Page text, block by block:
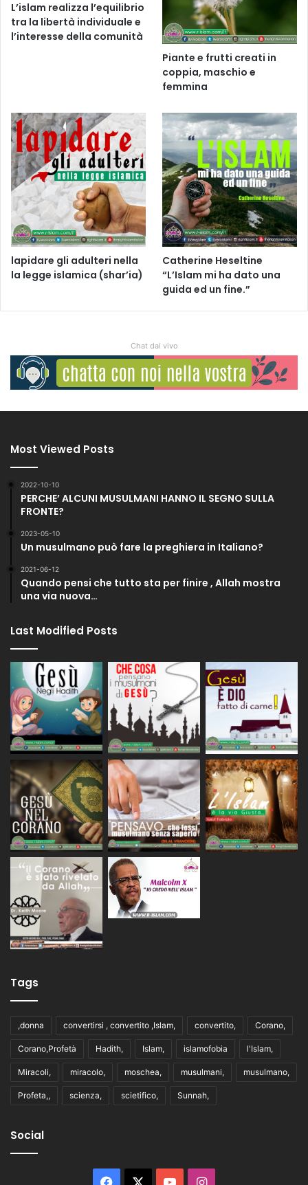
L’islam realizza l’equilibrio
tra la libertà individuale e
l’interesse della comunità
Piante e frutti creati in
coppia, maschio e
femmina
lapidare gli adulteri nella
la legge islamica (shar’ia)
Catherine Heseltine
“L’Islam mi ha dato una
guida ed un fine.”
Chat dal vivo
Most Viewed Posts
2022-10-10
PERCHE’ ALCUNI MUSULMANI HANNO IL SEGNO SULLA
FRONTE?
2023-05-10
Un musulmano può fare la preghiera in Italiano?
2021-06-12
Quando pensi che tutto sta per finire , Allah mostra
una via nuova…
Last Modified Posts
Tags
,donna convertirsi , convertito ,Islam, convertito, Corano,
Corano,Profetà Hadith, Islam, islamofobia l'Islam,
Miracoli, miracolo, moschea, musulmani, musulmano,
Profeta,, scienza, scietifico, Sunnah,
Social
Facebook You Instagram